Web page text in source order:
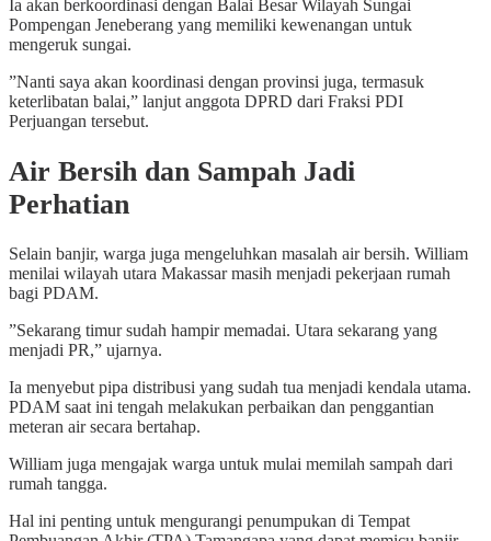
Ia akan berkoordinasi dengan Balai Besar Wilayah Sungai
Pompengan Jeneberang yang memiliki kewenangan untuk
mengeruk sungai.
”Nanti saya akan koordinasi dengan provinsi juga, termasuk
keterlibatan balai,” lanjut anggota DPRD dari Fraksi PDI
Perjuangan tersebut.
Air Bersih dan Sampah Jadi
Perhatian
Selain banjir, warga juga mengeluhkan masalah air bersih. William
menilai wilayah utara Makassar masih menjadi pekerjaan rumah
bagi PDAM.
”Sekarang timur sudah hampir memadai. Utara sekarang yang
menjadi PR,” ujarnya.
Ia menyebut pipa distribusi yang sudah tua menjadi kendala utama.
PDAM saat ini tengah melakukan perbaikan dan penggantian
meteran air secara bertahap.
William juga mengajak warga untuk mulai memilah sampah dari
rumah tangga.
Hal ini penting untuk mengurangi penumpukan di Tempat